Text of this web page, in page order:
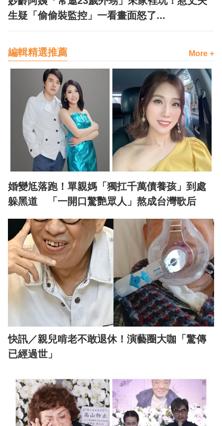
生疑「偷偷裝監控」一看畫面怒了...
編輯精選推薦 More +
婚變尪落跑！單親媽「獨扛千萬債養孩」到處
躲黑道 「一開口驚艷眾人」熬成台灣歌后
快訊／親兒啃老不敢退休！演藝圈大咖「驚傳
已經過世」